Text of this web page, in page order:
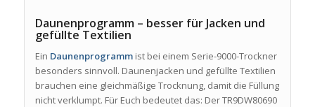
Daunenprogramm – besser für Jacken und
gefüllte Textilien
Ein Daunenprogrammist bei einem Serie-9000-Trockner
besonders sinnvoll. Daunenjacken und gefüllte Textilien
brauchen eine gleichmäßige Trocknung, damit die Füllung
nicht verklumpt. Für Euch bedeutet das: Der TR9DW80690